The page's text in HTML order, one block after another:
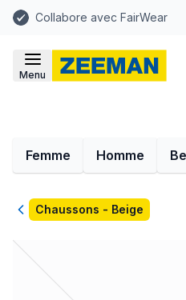
Collabore avec FairWear
Menu
Femme Homme
RetourChaussons - Beige